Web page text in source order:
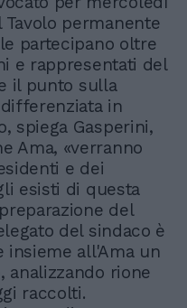
permanente
partecipano oltre
e rappresentati del
il punto sulla
in
spiega Gasperini,
Ama, «verranno
e dei
esisti di questa
del
del sindaco è
all'Ama un
analizzando rione
raccolti.